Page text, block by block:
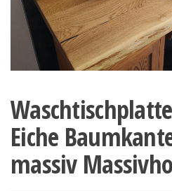
Eiche
massiv